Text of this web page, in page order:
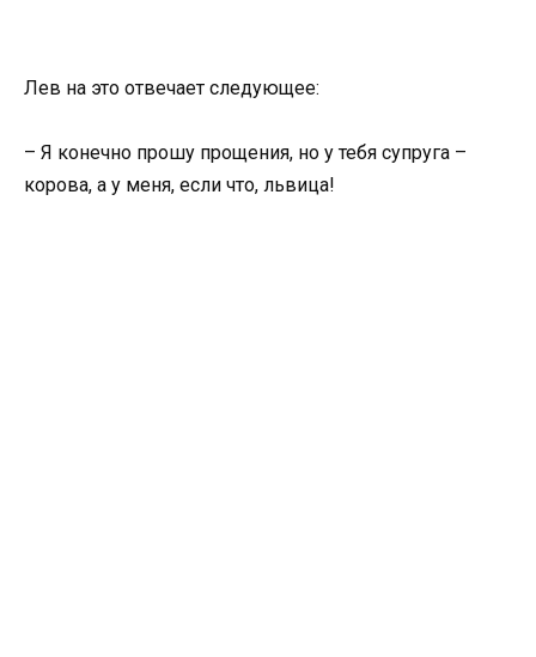
Лев на это отвечает следующее:
– Я конечно прошу прощения, но у тебя супруга –
корова, а у меня, если что, львица!